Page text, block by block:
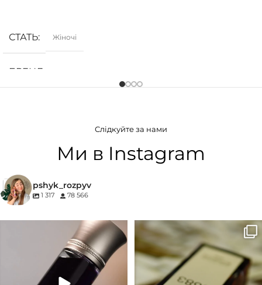
СТАТЬ Жіночі
БРЕНД
Солодкі
КОНЦЕНТРАЦІЯ
EDP (парфумована вода)
Слідкуйте за нами
Ми в Instagram
pshyk_rozpyv
1 317 78 566
Для замовлення переходьте на
сайт або в Instagram...
33 2
Marc-Antoine Barrois B683 - це
запах вечора в
19